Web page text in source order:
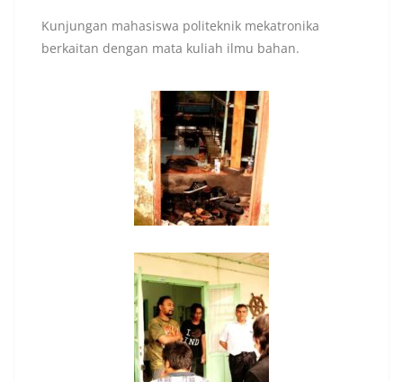
Kunjungan mahasiswa politeknik mekatronika
berkaitan dengan mata kuliah ilmu bahan.